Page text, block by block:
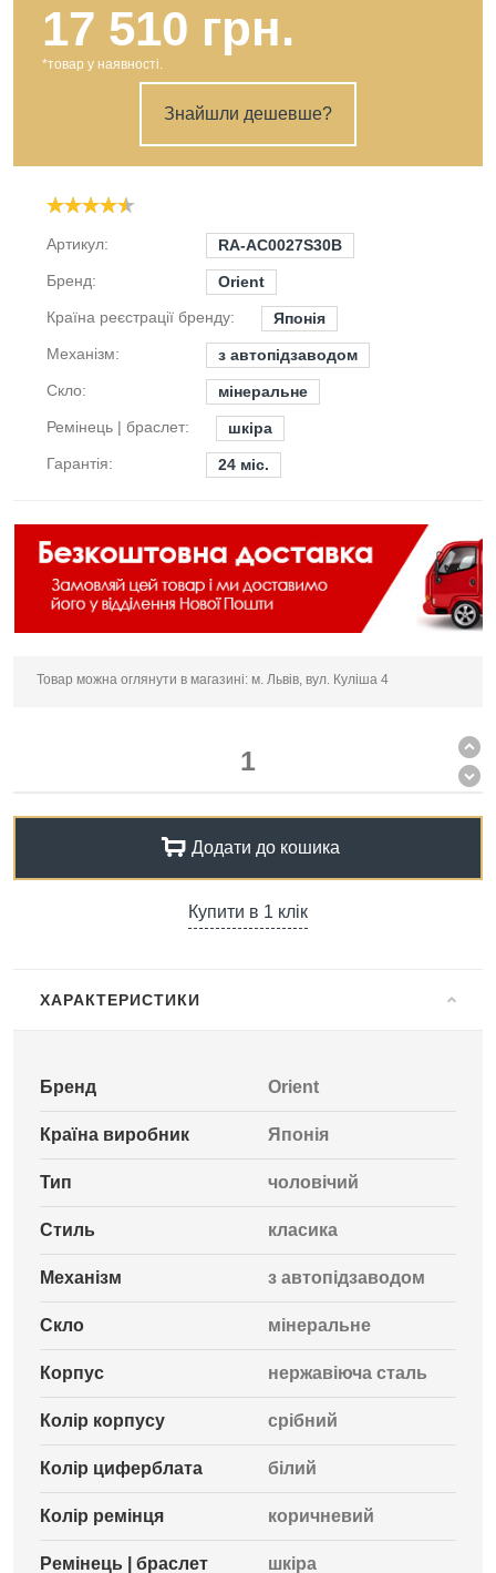
17 510 грн.
*товар у наявності.
Знайшли дешевше?
Артикул:
RA-AC0027S30B
Бренд:
Orient
Країна реєстрації бренду:
Японія
Механізм:
з автопідзаводом
Скло:
мінеральне
Ремінець | браслет:
шкіра
Гарантія:
24 міс.
Товар можна оглянути в магазині: м. Львів, вул. Куліша 4
Додати до кошика
Купити в 1 клік
ХАРАКТЕРИСТИКИ
Бренд Orient
Країна виробник Японія
Тип чоловічий
Стиль класика
Механізм з автопідзаводом
Скло мінеральне
Корпус нержавіюча сталь
Колір корпусу срібний
Колір циферблата білий
Колір ремінця коричневий
Ремінець | браслет шкіра